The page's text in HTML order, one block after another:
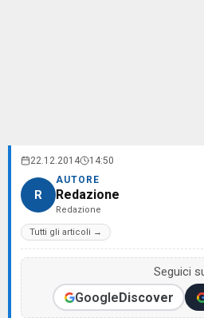
22.12.2014 14:50
R
AUTORE
Redazione
Redazione
Tutti gli articoli →
Seguici
GoogleDiscover